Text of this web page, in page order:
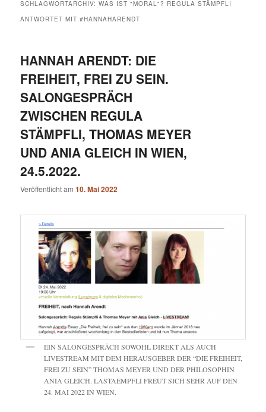
SCHLAGWORTARCHIV:WAS IST "MORAL"? REGULA STÄMPFLI
ANTWORTET MIT #HANNAHARENDT
HANNAH ARENDT: DIE
FREIHEIT, FREI ZU SEIN.
SALONGESPRÄCH
ZWISCHEN REGULA
STÄMPFLI, THOMAS MEYER
UND ANIA GLEICH IN WIEN,
24.5.2022.
Veröffentlicht am10. Mai 2022
EIN SALONGESPRÄCH SOWOHL DIREKT ALS AUCH
LIVESTREAM MIT DEM HERAUSGEBER DER “DIE FREIHEIT,
FREI ZU SEIN” THOMAS MEYER UND DER PHILOSOPHIN
ANIA GLEICH. LASTAEMPFLI FREUT SICH SEHR AUF DEN
24. MAI 2022 IN WIEN.